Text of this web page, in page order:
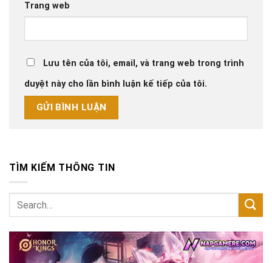
Trang web
Lưu tên của tôi, email, và trang web trong trình
duyệt này cho lần bình luận kế tiếp của tôi.
TÌM KIẾM THÔNG TIN